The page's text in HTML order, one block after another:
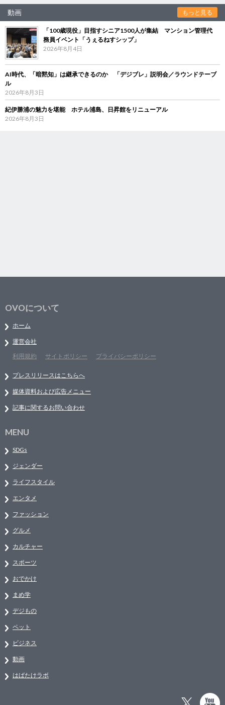
動画 もっと見る
「100歳現役」目指すシニア1500人が集結 マンション管理代
務員イベント「うぇるねすシップ」
2026年8月4日
AI時代、「暗黙知」は継承できるのか 「デジブレ」説明会／ラウンドテーブ
ル
2026年8月3日
紀伊勝浦の魅力を堪能 ホテル浦島、日昇館をリニューアル
2026年8月3日
OVOについて
ホーム
運営会社
利用規約
サイトポリシー プライバシーポリシー
プレスリリースはこちらへ
媒体資料および広告メニュー
記事に関するお問い合わせ
MENU
SDGs
ジェンダー
ライフスタイル
エンタメ
ファッション
グルメ
カルチャー
スポーツ
おでかけ
まめ学
デジもの
ペット
ビジネス
動画
はばたけラボ